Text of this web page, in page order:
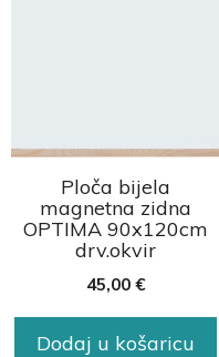
Ploča bijela
magnetna zidna
OPTIMA 90x120cm
drv.okvir
45,00 €
Dodaj u košaricu